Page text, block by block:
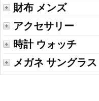
財布 メンズ
アクセサリー
時計 ウォッチ
メガネ サングラス